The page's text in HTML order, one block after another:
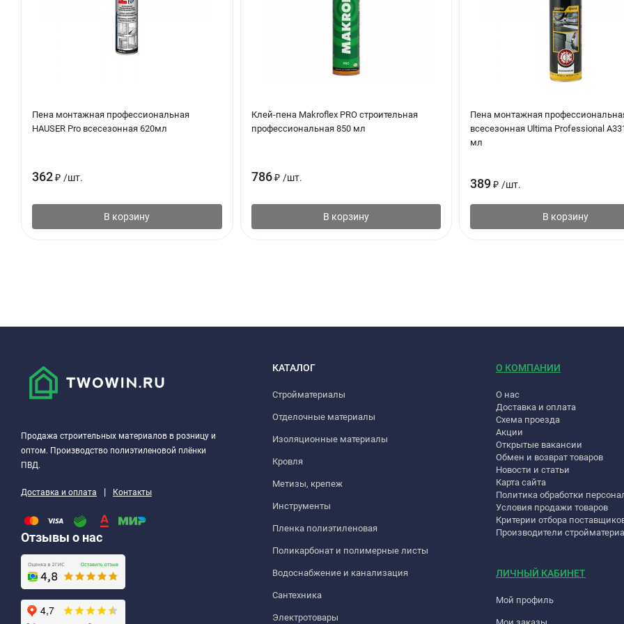
Европейское качество:производство Италия!
Пена монтажная профессиональная
HAUSER Pro всесезонная 620мл
362₽ /шт.
В корзину
Клей-пена Makroflex PRO строительная
профессиональная 850 мл
786 ₽ /шт.
В корзину
Пена монтажная
всесезонная Ultima Professional
мл
389 ₽ /шт.
В корзину
Продажа строительных материалов в розницу и
оптом. Производство полиэтиленовой плёнки
ПВД.
Доставка и оплата | Контакты
Отзывы о нас
КАТАЛОГ
Стройматериалы
Отделочные материалы
Изоляционные материалы
Кровля
Метизы, крепеж
Инструменты
Пленка полиэтиленовая
Поликарбонат и полимерные листы
Водоснабжение и канализация
Сантехника
Электротовары
О КОМПАНИИ
О нас
Доставка и оплата
Схема проезда
Акции
Открытые вакансии
Обмен и возврат товаров
Новости и статьи
Карта сайта
Политика обработки
Условия продажи товаров
Критерии отбора
Производители
ЛИЧНЫЙ КАБИНЕТ
Мой профиль